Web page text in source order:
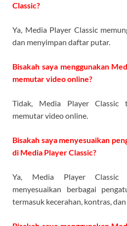
Classic?
Ya, Media Player Classic
dan menyimpan daftar putar.
Bisakah saya menggunakan
memutar video online?
Tidak, Media Player Classic
memutar video online.
Bisakah saya menyesuaikan
di Media Player Classic?
Ya, Media Player Classic
menyesuaikan berbagai
termasuk kecerahan, kontras,